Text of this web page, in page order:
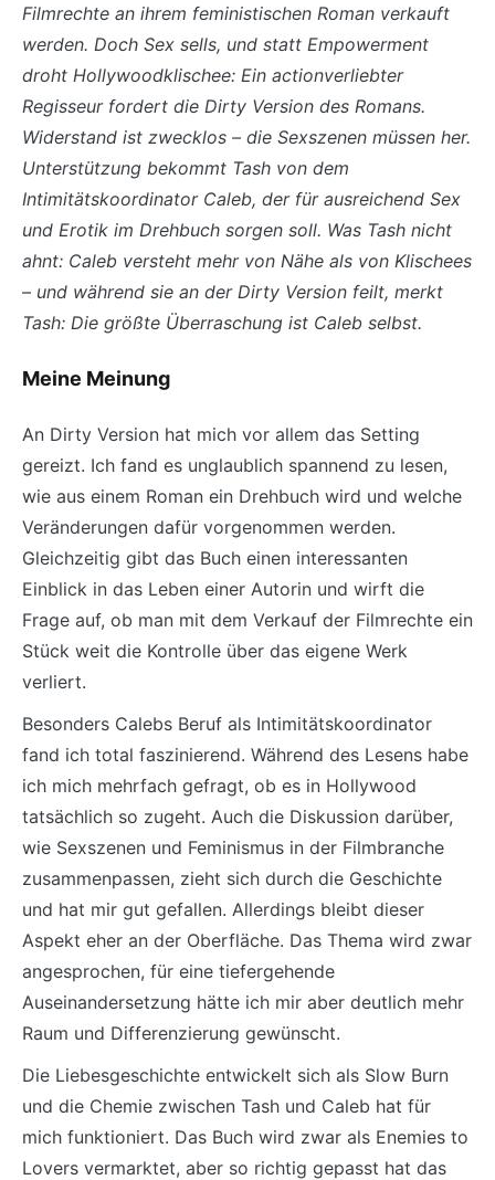
Filmrechte an ihrem feministischen Roman verkauft
werden. Doch Sex sells, und statt Empowerment
droht Hollywoodklischee: Ein actionverliebter
Regisseur fordert die Dirty Version des Romans.
Widerstand ist zwecklos – die Sexszenen müssen her.
Unterstützung bekommt Tash von dem
Intimitätskoordinator Caleb, der für ausreichend Sex
und Erotik im Drehbuch sorgen soll. Was Tash nicht
ahnt: Caleb versteht mehr von Nähe als von Klischees
– und während sie an der Dirty Version feilt, merkt
Tash: Die größte Überraschung ist Caleb selbst.
Meine Meinung
An Dirty Version hat mich vor allem das Setting
gereizt. Ich fand es unglaublich spannend zu lesen,
wie aus einem Roman ein Drehbuch wird und welche
Veränderungen dafür vorgenommen werden.
Gleichzeitig gibt das Buch einen interessanten
Einblick in das Leben einer Autorin und wirft die
Frage auf, ob man mit dem Verkauf der Filmrechte ein
Stück weit die Kontrolle über das eigene Werk
verliert.
Besonders Calebs Beruf als Intimitätskoordinator
fand ich total faszinierend. Während des Lesens habe
ich mich mehrfach gefragt, ob es in Hollywood
tatsächlich so zugeht. Auch die Diskussion darüber,
wie Sexszenen und Feminismus in der Filmbranche
zusammenpassen, zieht sich durch die Geschichte
und hat mir gut gefallen. Allerdings bleibt dieser
Aspekt eher an der Oberfläche. Das Thema wird zwar
angesprochen, für eine tiefergehende
Auseinandersetzung hätte ich mir aber deutlich mehr
Raum und Differenzierung gewünscht.
Die Liebesgeschichte entwickelt sich als Slow Burn
und die Chemie zwischen Tash und Caleb hat für
mich funktioniert. Das Buch wird zwar als Enemies to
Lovers vermarktet, aber so richtig gepasst hat das